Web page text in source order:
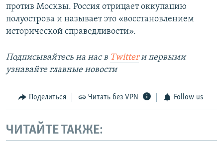
против Москвы. Россия отрицает оккупацию
полуострова и называет это «восстановлением
исторической справедливости».
Подписывайтесь на наc в Twitterи первыми
узнавайте главные новости
Поделиться Читать без VPN Follow us
ЧИТАЙТЕ ТАКЖЕ: